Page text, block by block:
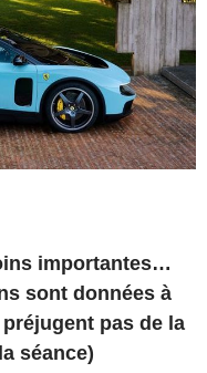
importantes…
sont données à
pas de la
séance)